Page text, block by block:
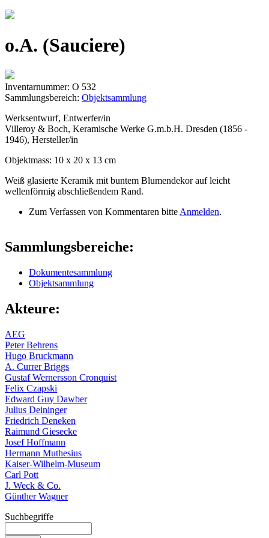
Jump to navigation
o.A. (Sauciere)
Inventarnummer: O 532
Sammlungsbereich: Objektsammlung
Werksentwurf, Entwerfer/in
Villeroy & Boch, Keramische Werke G.m.b.H. Dresden (1856 -
1946), Hersteller/in
Objektmass: 10 x 20 x 13 cm
Weiß glasierte Keramik mit buntem Blumendekor auf leicht
wellenförmig abschließendem Rand.
Zum Verfassen von Kommentaren bitte Anmelden.
Sammlungsbereiche:
Dokumentesammlung
Objektsammlung
Akteure:
AEG
Peter Behrens
Hugo Bruckmann
A. Currer Briggs
Gustaf Wernersson Cronquist
Felix Czapski
Edward Guy Dawber
Julius Deininger
Friedrich Deneken
Raimund Giesecke
Josef Hoffmann
Hermann Muthesius
Kaiser-Wilhelm-Museum
Carl Pott
J. Weck & Co.
Günther Wagner
Suchbegriffe